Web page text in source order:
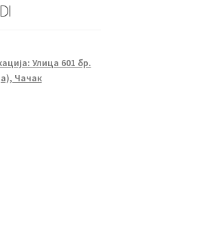
Улица 601 бр.
Чачак